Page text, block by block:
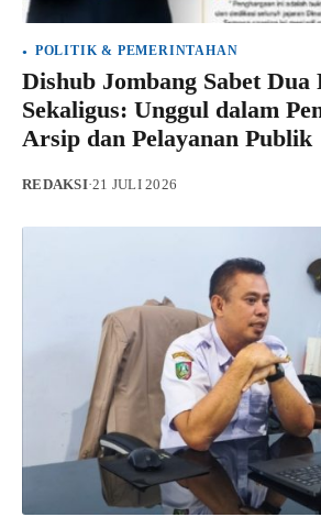
POLITIK & PEMERINTAHAN
Dishub Jombang Sabet Dua
Sekaligus: Unggul dalam
Arsip dan Pelayanan Publik
REDAKSI·21 JULI 2026